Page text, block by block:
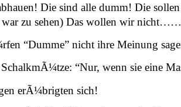
Die sind alle dumm! Die
war zu sehen) Das wollen wir
“Dumme” nicht ihre Meinung
“Nur, wenn sie eine
erÃ¼brigten sich!